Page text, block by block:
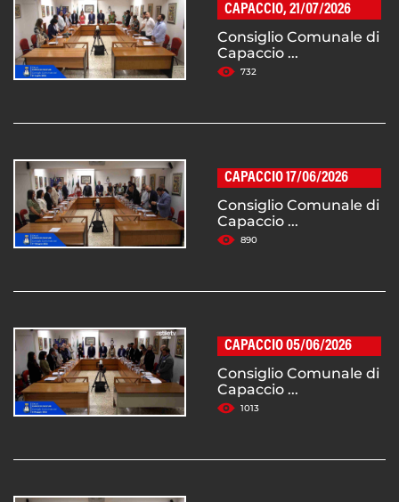
CAPACCIO, 21/07/2026
Consiglio Comunale di
Capaccio ...
732
CAPACCIO 17/06/2026
Consiglio Comunale di
Capaccio ...
890
CAPACCIO 05/06/2026
Consiglio Comunale di
Capaccio ...
1013